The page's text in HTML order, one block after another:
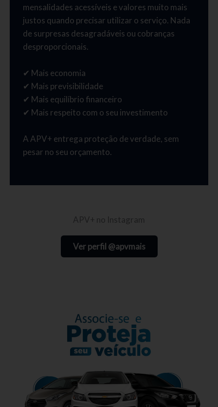
mensalidades acessíveis e valores muito mais
justos quando precisar utilizar o serviço. Nada
de surpresas desagradáveis ou cobranças
desproporcionais.
✔ Mais economia
✔ Mais previsibilidade
✔ Mais equilíbrio financeiro
✔ Mais respeito com o seu investimento
A APV+ entrega proteção de verdade, sem
pesar no seu orçamento.
APV+ no Instagram
Ver perfil @apvmais